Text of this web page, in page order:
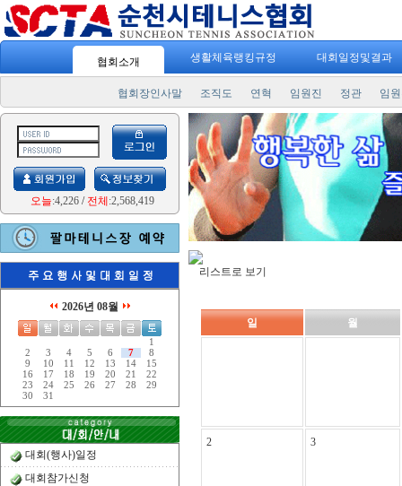
협회소개 생활체육랭킹규정 대회일정및결과
협회장인사말 조직도 연혁 임원진 정관 임
오늘:4,226/ 전체 :2,568,419
2026년 08월
1
2
3 4 5 6 7
8
9
10 11 12 13 14
15
16
17 18 19 20 21
22
23
24 25 26 27 28
29
30
31
대회(행사)일정
대회참가신청
리스트로 보기
일 월
2 3